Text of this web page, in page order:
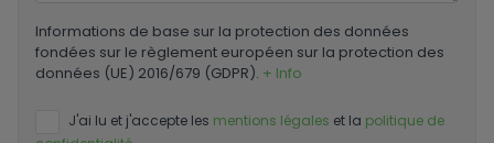
Informations de base sur la protection des données
fondées sur le règlement européen sur la protection des
données (UE) 2016/679 (GDPR). + Info
J'ai lu et j'accepte les mentions légales et la politique de